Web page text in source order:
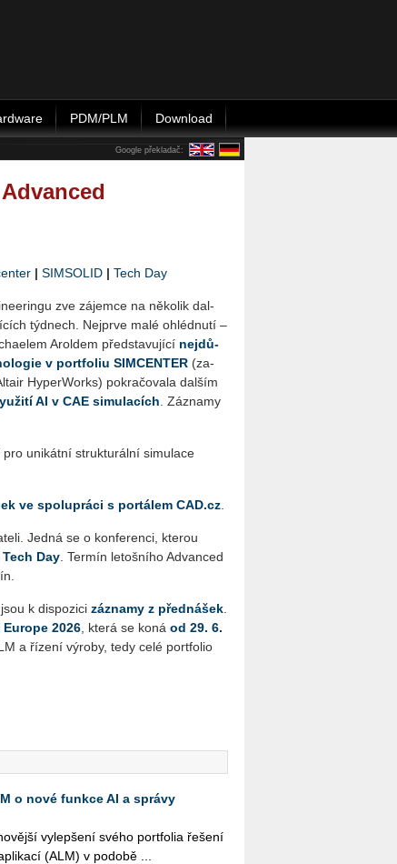
PDM/PLM Download
Google překladač:
| SIMSOLID | Tech Day
zve zá­jem­ce na ně­ko­lik dal­
týd­nech. Nej­pr­ve malé ohléd­nu­tí –
Arol­dem před­sta­vu­jí­cí nej­dů­
v port­fo­liu SIM­CEN­TER (za­
Hy­perWorks) po­kra­čo­va­la dal­ším
AI v CAE si­mu­la­cích . Zá­zna­my
pro uni­kát­ní struk­tu­rál­ní si­mu­la­ce
ve spo­lu­prá­ci s por­tá­lem CAD.​cz
Jedná se o kon­fe­ren­ci, kte­rou
Day . Ter­mín le­toš­ní­ho Advan­ced
k dis­po­zi­ci zá­zna­my z před­ná­šek
Eu­ro­pe 2026 , která se koná od 29. 6.
a ří­ze­ní vý­ro­by, tedy celé port­fo­lio
o nové funkce AI a správy
vy­lep­še­ní svého port­fo­lia ře­še­ní
(ALM) v po­do­bě ...